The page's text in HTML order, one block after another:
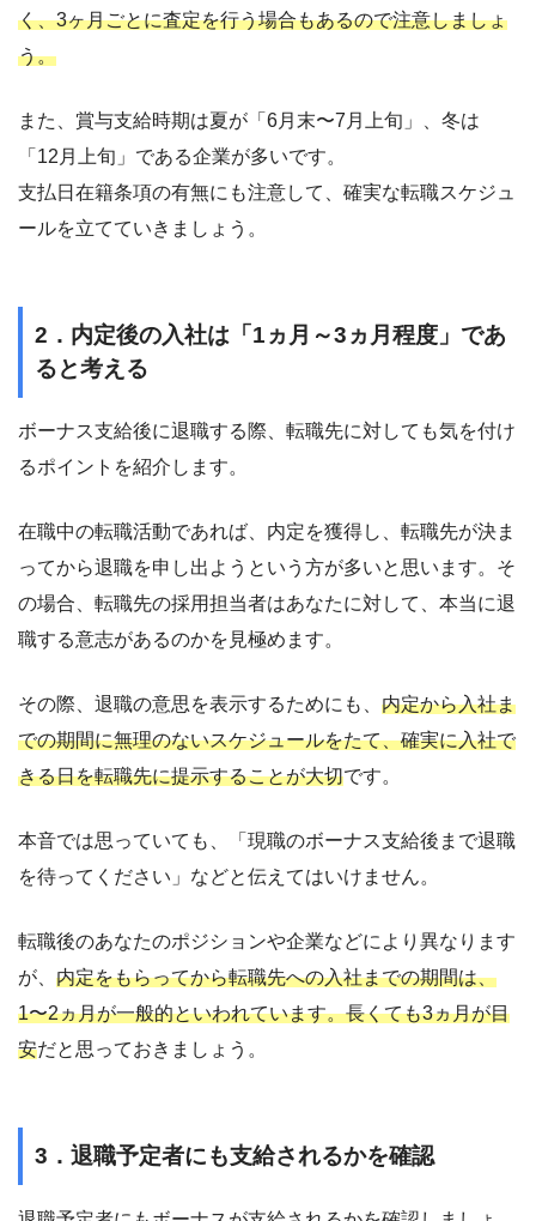
く、3ヶ月ごとに査定を行う場合もあるので注意しましょ
う。
また、賞与支給時期は夏が「6月末〜7月上旬」、冬は
「12月上旬」である企業が多いです。
支払日在籍条項の有無にも注意して、確実な転職スケジュ
ールを立てていきましょう。
2．内定後の入社は「1ヵ月～3ヵ月程度」であ
ると考える
ボーナス支給後に退職する際、転職先に対しても気を付け
るポイントを紹介します。
在職中の転職活動であれば、内定を獲得し、転職先が決ま
ってから退職を申し出ようという方が多いと思います。そ
の場合、転職先の採用担当者はあなたに対して、本当に退
職する意志があるのかを見極めます。
その際、退職の意思を表示するためにも、 内定から入社ま
での期間に無理のないスケジュールをたて、確実に入社で
きる日を転職先に提示することが大切です。
本音では思っていても、「現職のボーナス支給後まで退職
を待ってください」などと伝えてはいけません。
転職後のあなたのポジションや企業などにより異なります
が、 内定をもらってから転職先への入社までの期間は、
1〜2ヵ月が一般的といわれています。長くても3ヵ月が目
安だと思っておきましょう。
3．退職予定者にも支給されるかを確認